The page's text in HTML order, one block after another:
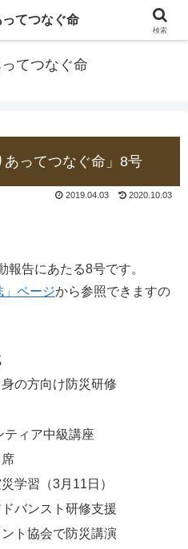
てつなぐ命
ってつなぐ命」8号
2019.04.03 2020.10.03
告にあたる8号です。
」ページから参照できますの
の方向け防災研修
ィア中級講座
学習（3月11日）
バンスト研修支援
ト協会で防災講演
てつなぐ命
検索